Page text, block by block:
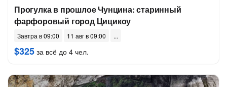
Прогулка в прошлое Чунцина: старинный
фарфоровый город Цицикоу
Завтра в 09:00 11 авг в 09:00
$325 за всё до 4 чел.